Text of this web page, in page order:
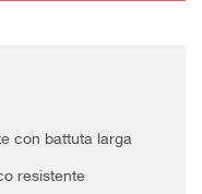
con battuta larga
resistente